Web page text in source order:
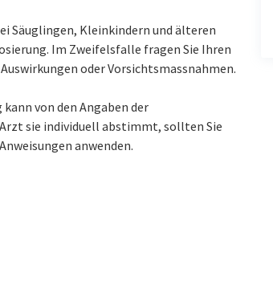
Säuglingen, Kleinkindern und älteren
Im Zweifelsfalle fragen Sie Ihren
oder Vorsichtsmassnahmen.
von den Angaben der
sie individuell abstimmt, sollten Sie
anwenden.